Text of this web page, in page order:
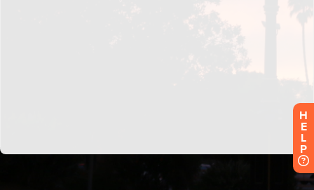
H
E
L
P